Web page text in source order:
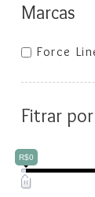
Marcas
Force
Fitrar
R$0